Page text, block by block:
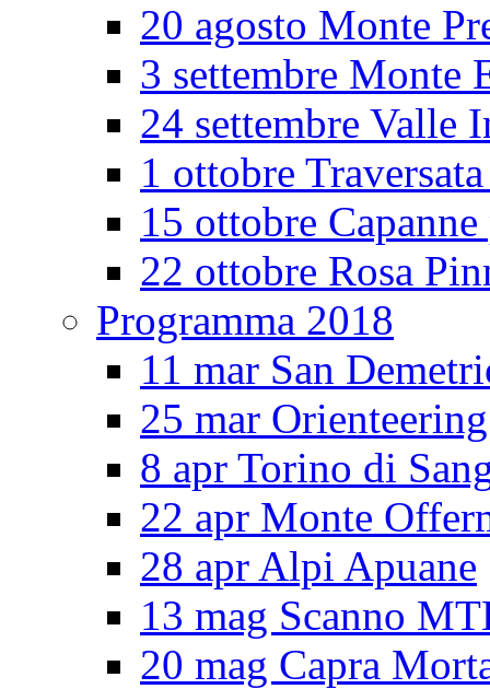
20 agosto Monte
3 settembre Monte
24 settembre Valle
1 ottobre
15 ottobre
22 ottobre Rosa
Programma 2018
11 mar San
25 mar
8 apr Torino di
22 apr Monte
28 apr Alpi Apuane
13 mag Scanno
20 mag Capra